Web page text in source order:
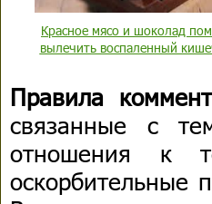
Красное мясо и шоколад
вылечить воспаленный
Правила
связанные с
отношения к
оскорбительные